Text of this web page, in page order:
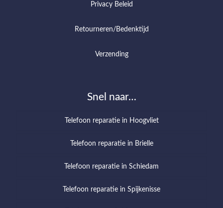
Privacy Beleid
Retourneren/Bedenktijd
Verzending
Snel naar…
Telefoon reparatie in Hoogvliet
Telefoon reparatie in Brielle
Telefoon reparatie in Schiedam
Telefoon reparatie in Spijkenisse